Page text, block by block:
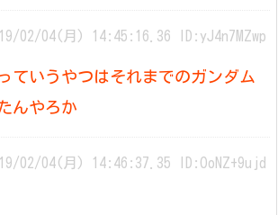
02/04(月) 14:45:16.36 ID:yJ4n7MZwp
ていうやつはそれまでのガンダム
んやろか
02/04(月) 14:46:37.35 ID:OoNZ+9ujd